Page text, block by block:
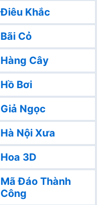
Điêu Khắc
Bãi Cỏ
Hàng Cây
Hồ Bơi
Giả Ngọc
Hà Nội Xưa
Hoa 3D
Mã Đáo Thành
Công